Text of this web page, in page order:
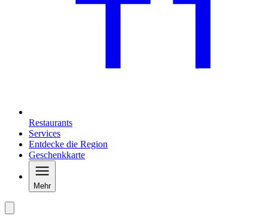
Restaurants
Services
Entdecke die Region
Geschenkkarte
Mehr